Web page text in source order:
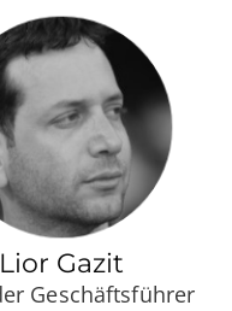
Lior Gazit
Geschäftsführer